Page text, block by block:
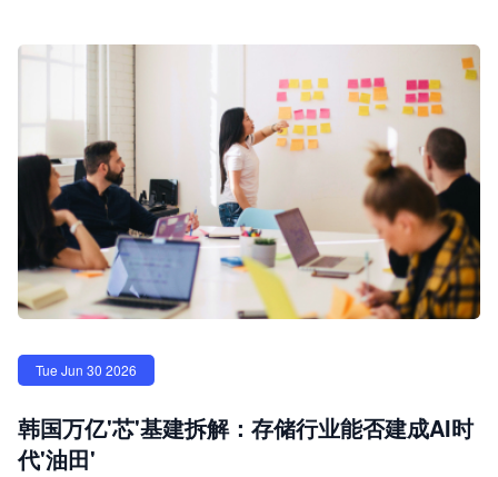
Tue Jun 30 2026
韩国万亿'芯'基建拆解：存储行业能否建成AI时
代'油田'